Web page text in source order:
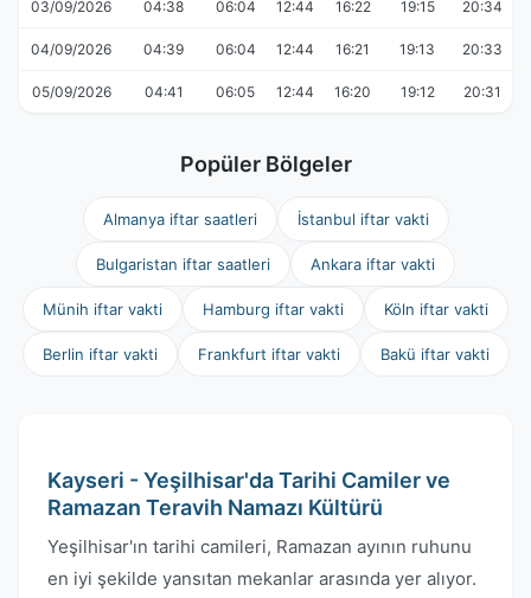
03/09/2026 04:38 06:04 12:44 16:22 19:15 20:34
04/09/2026 04:39 06:04 12:44 16:21 19:13 20:33
05/09/2026 04:41 06:05 12:44 16:20 19:12 20:31
Popüler Bölgeler
Almanya iftar saatleri İstanbul iftar vakti
Bulgaristan iftar saatleri Ankara iftar vakti
Münih iftar vakti Hamburg iftar vakti Köln iftar vakti
Berlin iftar vakti Frankfurt iftar vakti Bakü iftar vakti
Kayseri - Yeşilhisar'da Tarihi Camiler ve
Ramazan Teravih Namazı Kültürü
Yeşilhisar'ın tarihi camileri, Ramazan ayının ruhunu
en iyi şekilde yansıtan mekanlar arasında yer alıyor.